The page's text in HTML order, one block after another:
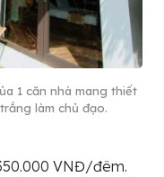
1 căn nhà mang thiết
làm chủ đạo.
VNĐ/đêm.